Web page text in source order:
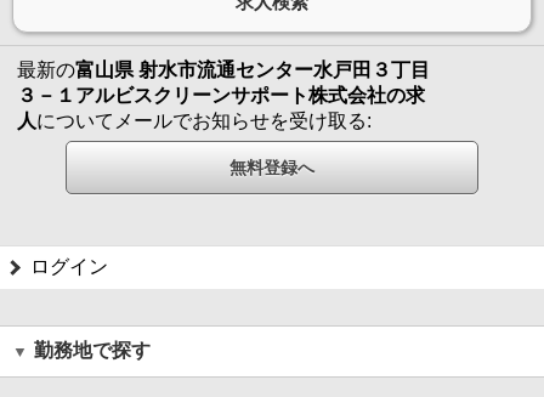
最新の富山県 射水市流通センター水戸田３丁目
３－１アルビスクリーンサポート株式会社の求
人についてメールでお知らせを受け取る:
ログイン
勤務地で探す